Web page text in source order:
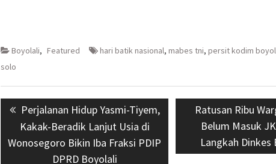
Boyolali, Featured hari batik nasional, mabes tni, persit kodim
solo
Navigasi
pos Previous
post:
Perjalanan Hidup Yasmi-Tiyem,
Kakak-Beradik Lanjut Usia di
Wonosegoro Bikin Iba Fraksi PDIP
DPRD Boyolali
Next
post:
Ratusan Ribu
Belum Masuk
Langkah Dinkes